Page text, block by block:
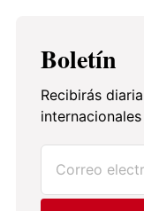
Boletín
Recibirás